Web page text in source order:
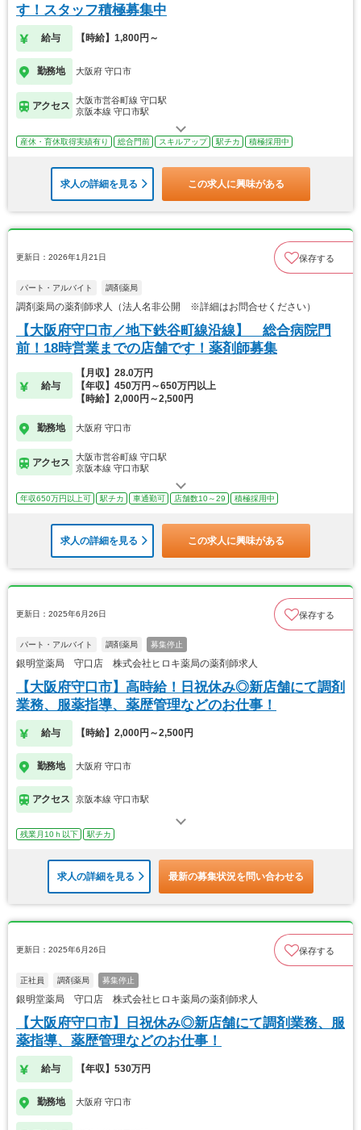
す！スタッフ積極募集中
給与 【時給】1,800円～
勤務地 大阪府 守口市
アクセス
大阪市営谷町線 守口駅
京阪本線 守口市駅
産休・育休取得実績有り 総合門前 スキルアップ 駅チカ 積極採用中
求人の詳細を見る この求人に興味がある
更新日：2026年1月21日 保存する
パート・アルバイト 調剤薬局
調剤薬局の薬剤師求人（法人名非公開 ※詳細はお問合せください）
【大阪府守口市／地下鉄谷町線沿線】 総合病院門
前！18時営業までの店舗です！薬剤師募集
給与
【月収】28.0万円
【年収】450万円～650万円以上
【時給】2,000円～2,500円
勤務地 大阪府 守口市
アクセス
大阪市営谷町線 守口駅
京阪本線 守口市駅
年収650万円以上可 駅チカ 車通勤可 店舗数10～29 積極採用中
求人の詳細を見る この求人に興味がある
更新日：2025年6月26日 保存する
パート・アルバイト 調剤薬局 募集停止
銀明堂薬局 守口店 株式会社ヒロキ薬局の薬剤師求人
【大阪府守口市】高時給！日祝休み◎新店舗にて調剤
業務、服薬指導、薬歴管理などのお仕事！
給与 【時給】2,000円～2,500円
勤務地 大阪府 守口市
アクセス 京阪本線 守口市駅
残業月10ｈ以下 駅チカ
求人の詳細を見る 最新の募集状況を問い合わせる
更新日：2025年6月26日 保存する
正社員 調剤薬局 募集停止
銀明堂薬局 守口店 株式会社ヒロキ薬局の薬剤師求人
【大阪府守口市】日祝休み◎新店舗にて調剤業務、服
薬指導、薬歴管理などのお仕事！
給与 【年収】530万円
勤務地 大阪府 守口市